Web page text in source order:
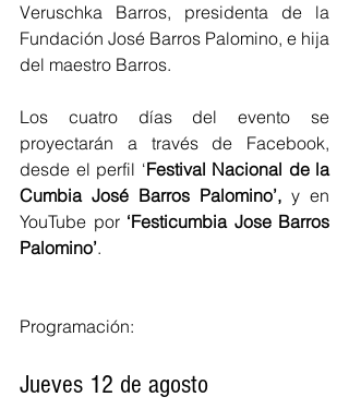
Veruschka Barros, presidenta de la
Fundación José Barros Palomino, e hija
del maestro Barros.
Los cuatro días del evento se
proyectarán a través de Facebook,
desde el perfil ‘Festival Nacional de la
Cumbia José Barros Palomino’, y en
YouTube por ‘Festicumbia Jose Barros
Palomino’.
Programación:
Jueves 12 de agosto